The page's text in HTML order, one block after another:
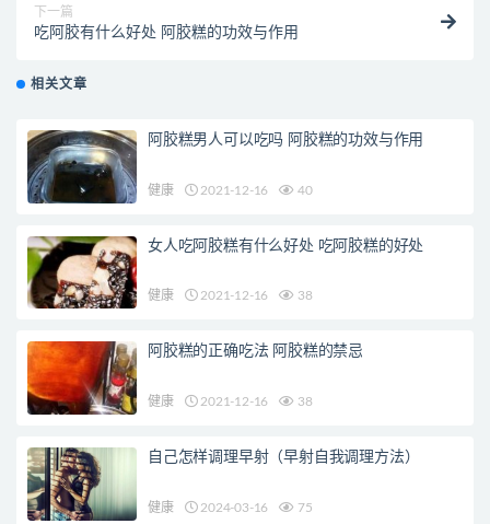
下一篇
吃阿胶有什么好处 阿胶糕的功效与作用
相关文章
阿胶糕男人可以吃吗 阿胶糕的功效与作用
健康 2021-12-16 40
女人吃阿胶糕有什么好处 吃阿胶糕的好处
健康 2021-12-16 38
阿胶糕的正确吃法 阿胶糕的禁忌
健康 2021-12-16 38
自己怎样调理早射（早射自我调理方法）
健康 2024-03-16 75